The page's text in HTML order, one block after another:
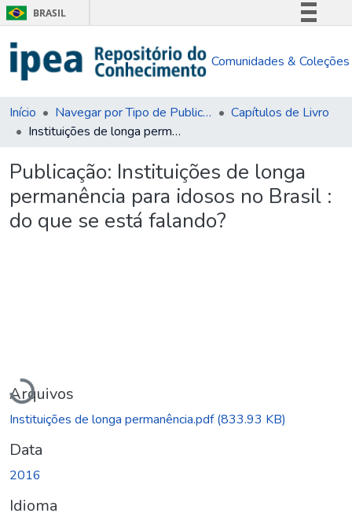
BRASIL
Comunica BR
Acesso à informação
Comunidades & Coleções
Início Navegar por Tipo de Publicação
Capítulos de Livro
Instituições de longa permanência para idosos no Brasil : do que se está falando?
Publicação: Instituições de longa
permanência para idosos no Brasil :
do que se está falando?
Carregando...
Arquivos
Instituições de longa permanência.pdf(833.93 KB)
Data
2016
Idioma